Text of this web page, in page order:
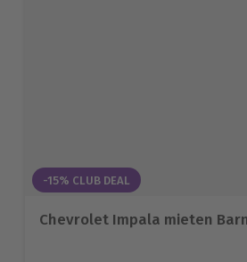
-15% CLUB DEAL
Chevrolet Impala mieten